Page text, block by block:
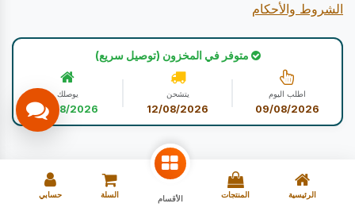
الشروط والأحكام
متوفر في المخزون (توصيل سريع)
اطلب اليوم
09/08/2026
يتشحن
12/08/2026
يوصلك
12/08/2026
الرئيسية المنتجات الأقسام السلة حسابي